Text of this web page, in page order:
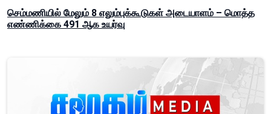
செம்மணியில் மேலும் 8 எலும்புக்கூடுகள் அடையாளம் – மொத்த
எண்ணிக்கை 491 ஆக உயர்வு